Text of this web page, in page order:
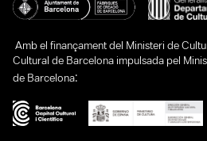
Amb el finançament del Ministeri de
Cultural de Barcelona impulsada pel
de Barcelona: